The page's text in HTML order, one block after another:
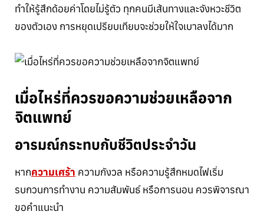
ทำให้รู้สึกด้อยค่าโดยไม่รู้ตัว ทุกคนมีเส้นทางและจังหวะชีวิต
ของตัวเอง การหยุดเปรียบเทียบจะช่วยให้ใจเบาลงได้มาก
เมื่อไหร่ที่ควรขอความช่วยเหลือจาก
จิตแพทย์
อารมณ์กระทบกับชีวิตประจำวัน
หากความเศร้า ความกังวล หรือความรู้สึกหมดไฟเริ่ม
รบกวนการทำงาน ความสัมพันธ์ หรือการนอน ควรพิจารณา
ขอคำแนะนำ